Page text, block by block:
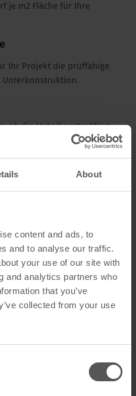
About
content and ads, to
and to analyse our traffic.
your use of our site with
and analytics partners who
that you’ve
collected from your use
je m2 Fläche für Ihre
Ihr Projekt die prüffähige
Unterkonstruktion.
ob die Unterkonstruktion
der
Für erhöhte
mit einem deutlich
Blick
Eurocode und nationaler
für die Wandstützen
Untergründen